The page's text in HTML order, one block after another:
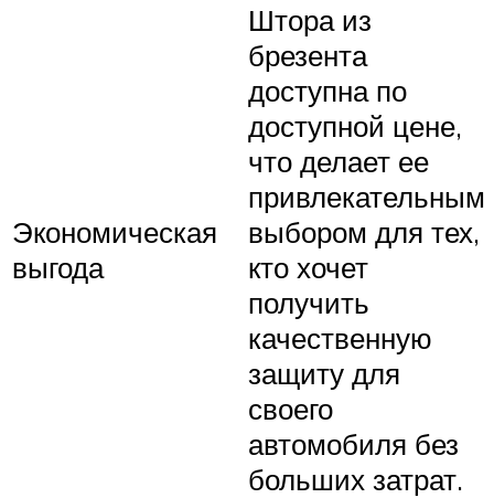
Экономическая
выгода
Штора из
брезента
доступна по
доступной цене,
что делает ее
привлекательным
выбором для тех,
кто хочет
получить
качественную
защиту для
своего
автомобиля без
больших затрат.